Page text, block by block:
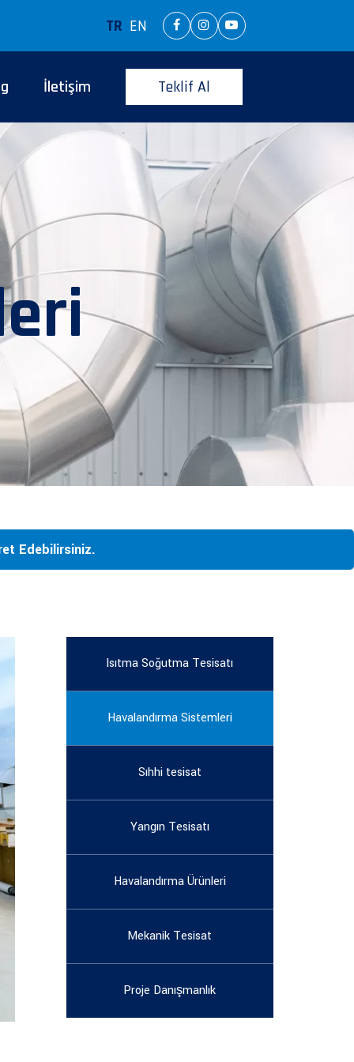
TR EN
İletişim Teklif Al
Edebilirsiniz.
Isıtma Soğutma Tesisatı
Havalandırma Sistemleri
Sıhhi tesisat
Yangın Tesisatı
Havalandırma Ürünleri
Mekanik Tesisat
Proje Danışmanlık